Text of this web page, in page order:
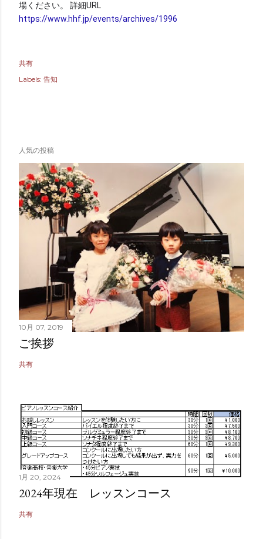
場ください。 詳細URL
https://www.hhf.jp/events/archives/1996
共有
Labels: 告知
人気の投稿
10月 07, 2019
ご挨拶
共有
1月 20, 2024
2024年現在 レッスンコース
共有